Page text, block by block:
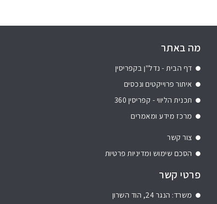
מה באתר
דף הבית - נדל"ן בקפריסין
איתור פרוייקטים ונכסים
תכנית הליווי - קפריסין 360
מרכז מידע ומאמרים
צור קשר
הסכם שימוש ומדיניות פרטיות
פרטי קשר
משרד: הנגר 24, הוד השרון